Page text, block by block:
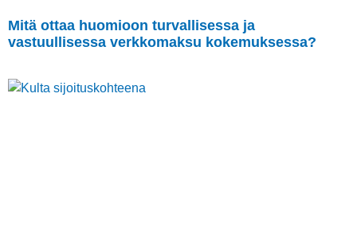
Mitä ottaa huomioon turvallisessa ja
vastuullisessa verkkomaksu kokemuksessa?